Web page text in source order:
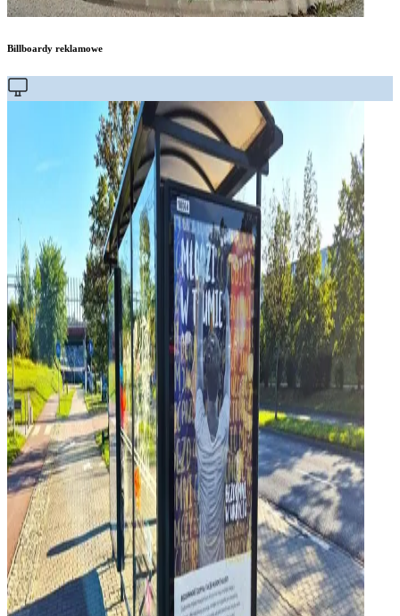
Billboardy reklamowe